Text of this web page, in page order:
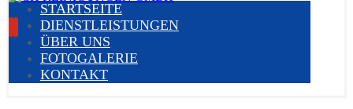
STARTSEITE
DIENSTLEISTUNGEN
ÜBER UNS
FOTOGALERIE
KONTAKT